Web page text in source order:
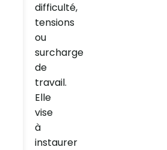
difficulté,
tensions
ou
surcharge
de
travail.
Elle
vise
à
instaurer